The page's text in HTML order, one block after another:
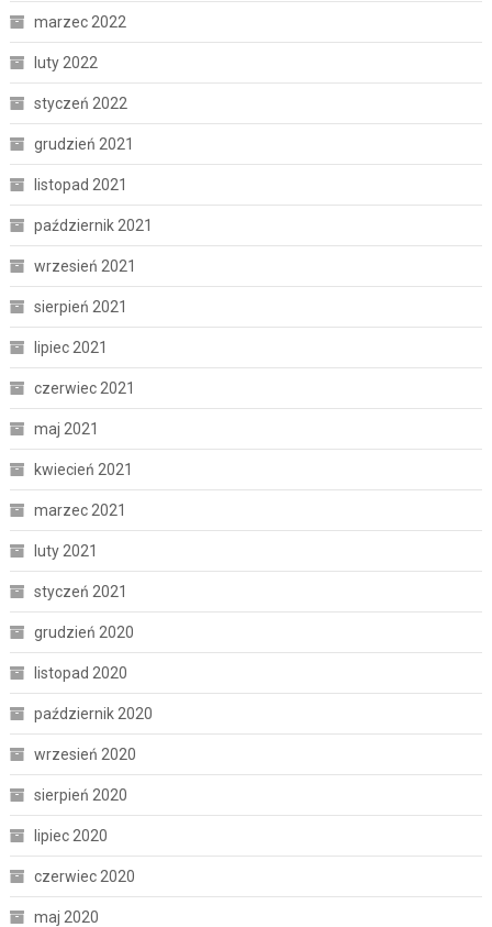
marzec 2022
luty 2022
styczeń 2022
grudzień 2021
listopad 2021
październik 2021
wrzesień 2021
sierpień 2021
lipiec 2021
czerwiec 2021
maj 2021
kwiecień 2021
marzec 2021
luty 2021
styczeń 2021
grudzień 2020
listopad 2020
październik 2020
wrzesień 2020
sierpień 2020
lipiec 2020
czerwiec 2020
maj 2020